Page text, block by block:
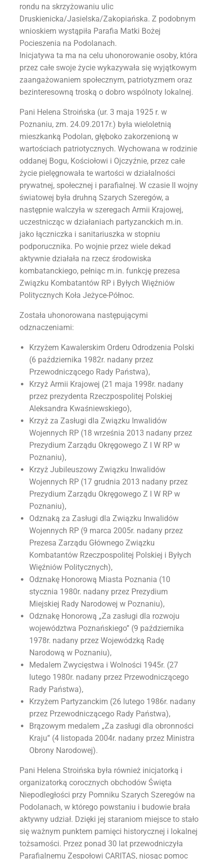
rondu na skrzyżowaniu ulic
Druskienicka/Jasielska/Zakopiańska. Z podobnym
wnioskiem wystąpiła Parafia Matki Bożej
Pocieszenia na Podolanach.
Inicjatywa ta ma na celu uhonorowanie osoby, która
przez całe swoje życie wykazywała się wyjątkowym
zaangażowaniem społecznym, patriotyzmem oraz
bezinteresowną troską o dobro wspólnoty lokalnej.
Pani Helena Stroińska (ur. 3 maja 1925 r. w
Poznaniu, zm. 24.09.2017r.) była wieloletnią
mieszkanką Podolan, głęboko zakorzenioną w
wartościach patriotycznych. Wychowana w rodzinie
oddanej Bogu, Kościołowi i Ojczyźnie, przez całe
życie pielęgnowała te wartości w działalności
prywatnej, społecznej i parafialnej. W czasie II wojny
światowej była druhną Szarych Szeregów, a
następnie walczyła w szeregach Armii Krajowej,
uczestnicząc w działaniach partyzanckich m.in.
jako łączniczka i sanitariuszka w stopniu
podporucznika. Po wojnie przez wiele dekad
aktywnie działała na rzecz środowiska
kombatanckiego, pełniąc m.in. funkcję prezesa
Związku Kombatantów RP i Byłych Więźniów
Politycznych Koła Jeżyce-Północ.
Została uhonorowana następującymi
odznaczeniami:
Krzyżem Kawalerskim Orderu Odrodzenia Polski
(6 października 1982r. nadany przez
Przewodniczącego Rady Państwa),
Krzyż Armii Krajowej (21 maja 1998r. nadany
przez prezydenta Rzeczpospolitej Polskiej
Aleksandra Kwaśniewskiego),
Krzyż za Zasługi dla Związku Inwalidów
Wojennych RP (18 września 2013 nadany przez
Prezydium Zarządu Okręgowego Z I W RP w
Poznaniu),
Krzyż Jubileuszowy Związku Inwalidów
Wojennych RP (17 grudnia 2013 nadany przez
Prezydium Zarządu Okręgowego Z I W RP w
Poznaniu),
Odznaką za Zasługi dla Związku Inwalidów
Wojennych RP (9 marca 2005r. nadany przez
Prezesa Zarządu Głównego Związku
Kombatantów Rzeczpospolitej Polskiej i Byłych
Więźniów Politycznych),
Odznakę Honorową Miasta Poznania (10
stycznia 1980r. nadany przez Prezydium
Miejskiej Rady Narodowej w Poznaniu),
Odznakę Honorową „Za zasługi dla rozwoju
województwa Poznańskiego” (9 października
1978r. nadany przez Wojewódzką Radę
Narodową w Poznaniu),
Medalem Zwycięstwa i Wolności 1945r. (27
lutego 1980r. nadany przez Przewodniczącego
Rady Państwa),
Krzyżem Partyzanckim (26 lutego 1986r. nadany
przez Przewodniczącego Rady Państwa),
Brązowym medalem „Za zasługi dla obronności
Kraju” (4 listopada 2004r. nadany przez Ministra
Obrony Narodowej).
Pani Helena Stroińska była również inicjatorką i
organizatorką corocznych obchodów Święta
Niepodległości przy Pomniku Szarych Szeregów na
Podolanach, w którego powstaniu i budowie brała
aktywny udział. Dzięki jej staraniom miejsce to stało
się ważnym punktem pamięci historycznej i lokalnej
tożsamości. Przez ponad 30 lat przewodniczyła
Parafialnemu Zespołowi CARITAS, niosąc pomoc